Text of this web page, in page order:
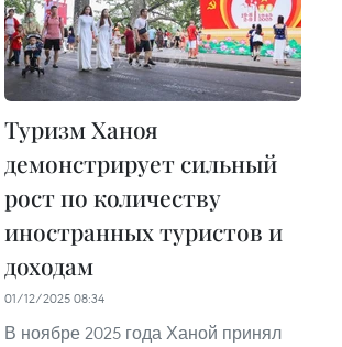
Туризм Ханоя
демонстрирует сильный
рост по количеству
иностранных туристов и
доходам
01/12/2025 08:34
В ноябре 2025 года Ханой принял